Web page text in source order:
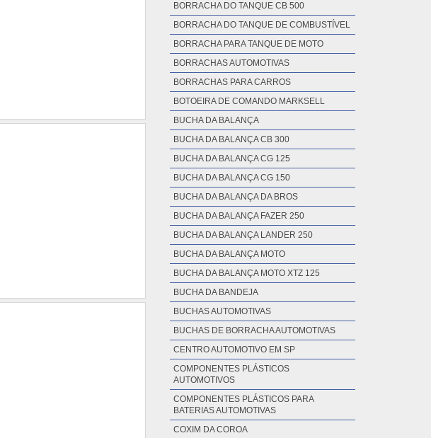
BORRACHA DO TANQUE CB 500
BORRACHA DO TANQUE DE COMBUSTÍVEL
BORRACHA PARA TANQUE DE MOTO
BORRACHAS AUTOMOTIVAS
BORRACHAS PARA CARROS
BOTOEIRA DE COMANDO MARKSELL
BUCHA DA BALANÇA
BUCHA DA BALANÇA CB 300
BUCHA DA BALANÇA CG 125
BUCHA DA BALANÇA CG 150
BUCHA DA BALANÇA DA BROS
BUCHA DA BALANÇA FAZER 250
BUCHA DA BALANÇA LANDER 250
BUCHA DA BALANÇA MOTO
BUCHA DA BALANÇA MOTO XTZ 125
BUCHA DA BANDEJA
BUCHAS AUTOMOTIVAS
BUCHAS DE BORRACHA AUTOMOTIVAS
CENTRO AUTOMOTIVO EM SP
COMPONENTES PLÁSTICOS
AUTOMOTIVOS
COMPONENTES PLÁSTICOS PARA
BATERIAS AUTOMOTIVAS
COXIM DA COROA